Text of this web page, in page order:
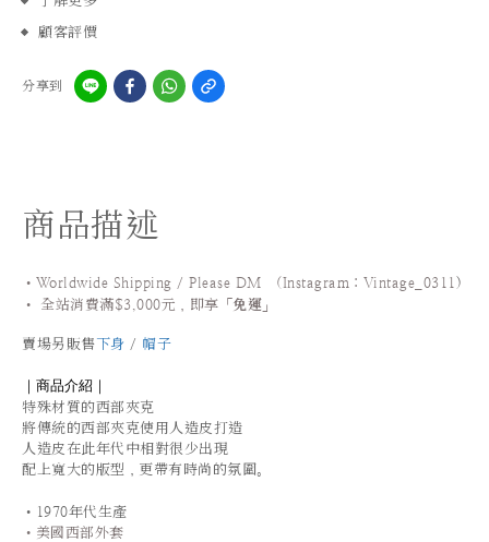
顧客評價
分享到
商品描述
•Worldwide Shipping / Please DM (Instagram：Vintage_0311 )
•
全站消費滿$3,000元，即享「 免運 」
賣場另販售下身 / 帽子
｜商品介紹｜
特殊材質的西部夾克
將傳統的西部夾克使用人造皮打造
人造皮在此年代中相對很少出現
配上寬大的版型 ，更帶有時尚的氛圍。
•1970年代生產
•美國西部外套